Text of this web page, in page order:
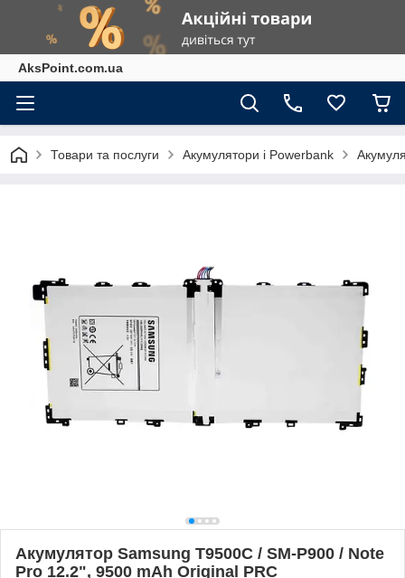
AksPoint.com.ua
Товари та послуги Акумулятори і Powerbank
Акумулятор Samsung T9500C / SM-P900 / Note
Pro 12.2", 9500 mAh Original PRC